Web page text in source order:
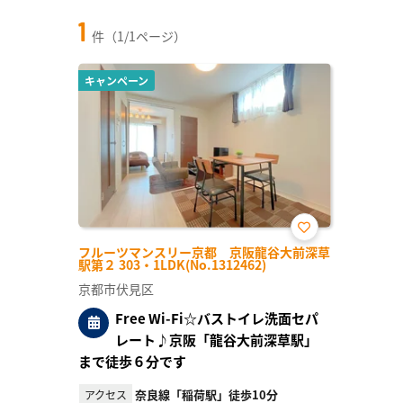
1 件（1/1ページ）
キャンペーン
フルーツマンスリー京都 京阪龍谷大前深草
駅第２ 303・1LDK(No.1312462)
お気
に入
京都市伏見区
Free Wi-Fi☆バストイレ洗面セパ
レート♪京阪「龍谷大前深草駅」
まで徒歩６分です
アクセス 奈良線「稲荷駅」徒歩10分